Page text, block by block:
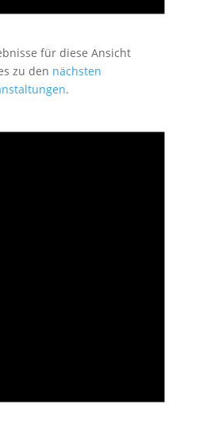
für diese Ansicht
zu den nächsten
.